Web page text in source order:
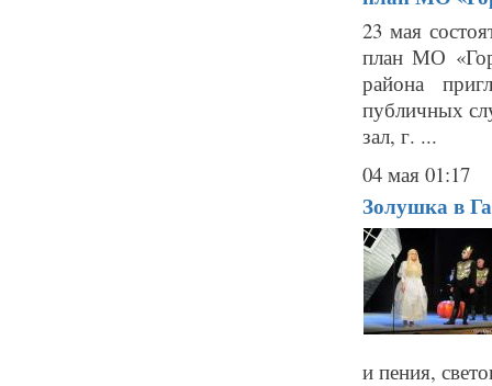
23 мая
план МО
района
публичных
зал, г. ...
04 мая 01:17
Золушка в
и пения,